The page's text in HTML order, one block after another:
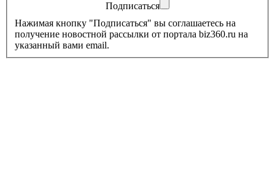
Подписаться
Нажимая кнопку "Подписаться" вы соглашаетесь на
получение новостной рассылки от портала biz360.ru на
указанный вами email.